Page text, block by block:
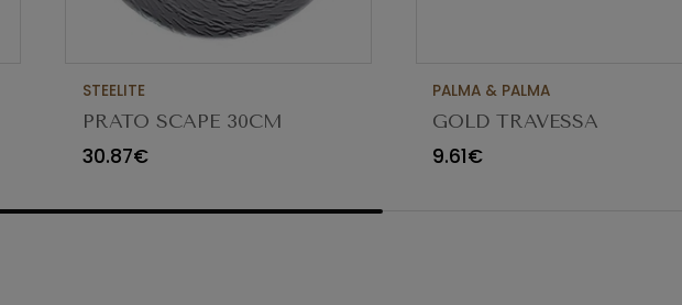
STEELITE
PRATO SCAPE 30CM
VIDRO TRANSPARENTE
30.87€
PALMA & PALMA
GOLD TRAVESSA
APPETIZER Ø23X12CM
9.61€